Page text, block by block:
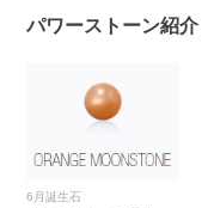
パワーストーン紹介
6月誕生石